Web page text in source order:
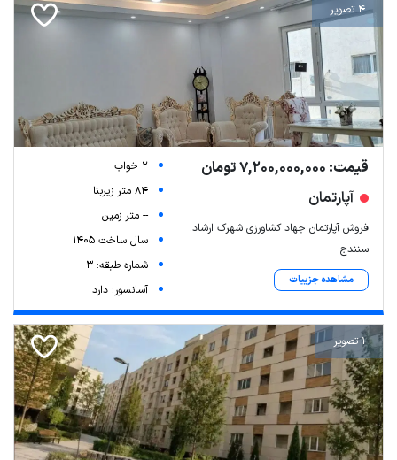
4 تصویر
قیمت: 7,200,000,000 تومان
آپارتمان
فروش آپارتمان جهاد کشاورزی شهرک ارشاد.
سنندج
مشاهده جزییات
2 خواب
84 متر زیربنا
-- متر زمین
سال ساخت 1405
شماره طبقه: 3
آسانسور: دارد
1 تصویر